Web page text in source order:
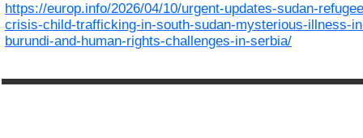
https://europ.info/2026/04/10/urgent-updates-sudan-
crisis-child-trafficking-in-south-sudan-mysterious-illness-
burundi-and-human-rights-challenges-in-serbia/